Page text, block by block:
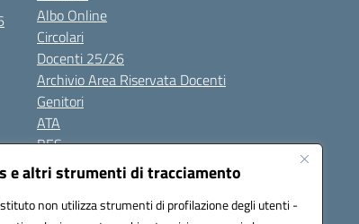
e altri strumenti di tracciamento
non utilizza strumenti di profilazione degli utenti -
Albo Online
Circolari
Docenti 25/26
Archivio Area Riservata Docenti
Genitori
ATA
BES
Modulistica
Gallery